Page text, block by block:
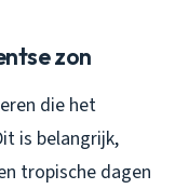
zon
die het
is belangrijk,
tropische dagen